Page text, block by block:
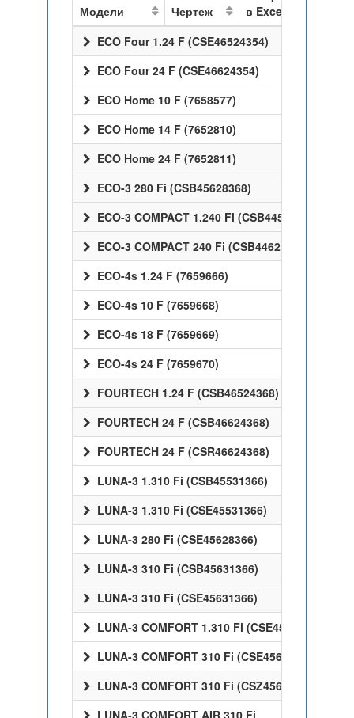
Модели Чертеж
в Excel
ECO Four 1.24 F (CSE46524354)
ECO Four 24 F (CSE46624354)
ECO Home 10 F (7658577)
ECO Home 14 F (7652810)
ECO Home 24 F (7652811)
ECO-3 280 Fi (CSB45628368)
ECO-3 COMPACT 1.240 Fi (CSB44524368)
ECO-3 COMPACT 240 Fi (CSB44624368)
ECO-4s 1.24 F (7659666)
ECO-4s 10 F (7659668)
ECO-4s 18 F (7659669)
ECO-4s 24 F (7659670)
FOURTECH 1.24 F (CSB46524368)
FOURTECH 24 F (CSB46624368)
FOURTECH 24 F (CSR46624368)
LUNA-3 1.310 Fi (CSB45531366)
LUNA-3 1.310 Fi (CSE45531366)
LUNA-3 280 Fi (CSE45628366)
LUNA-3 310 Fi (CSB45631366)
LUNA-3 310 Fi (CSE45631366)
LUNA-3 COMFORT 1.310 Fi (CSE45531358)
LUNA-3 COMFORT 310 Fi (CSE45631358)
LUNA-3 COMFORT 310 Fi (CSZ45631358)
LUNA-3 COMFORT AIR 310 Fi